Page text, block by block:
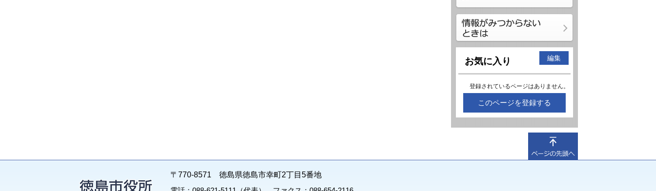
お気に入り 編集
登録されているページはありません。
このページを登録する
〒770-8571 徳島県徳島市幸町2丁目5番地